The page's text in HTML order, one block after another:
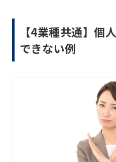
【4業種共通】個
できない例